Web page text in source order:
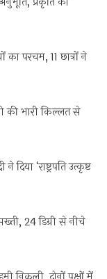
परचम, 11 छात्रों ने
की भारी किल्लत से
‘राष्ट्रपति उत्कृष्ट
24 डिग्री से नीचे